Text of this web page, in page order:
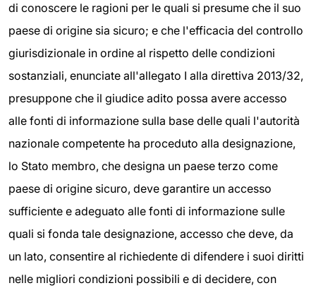
di conoscere le ragioni per le quali si presume che il suo
paese di origine sia sicuro; e che l'efficacia del controllo
giurisdizionale in ordine al rispetto delle condizioni
sostanziali, enunciate all'allegato I alla direttiva 2013/32,
presuppone che il giudice adito possa avere accesso
alle fonti di informazione sulla base delle quali l'autorità
nazionale competente ha proceduto alla designazione,
lo Stato membro, che designa un paese terzo come
paese di origine sicuro, deve garantire un accesso
sufficiente e adeguato alle fonti di informazione sulle
quali si fonda tale designazione, accesso che deve, da
un lato, consentire al richiedente di difendere i suoi diritti
nelle migliori condizioni possibili e di decidere, con